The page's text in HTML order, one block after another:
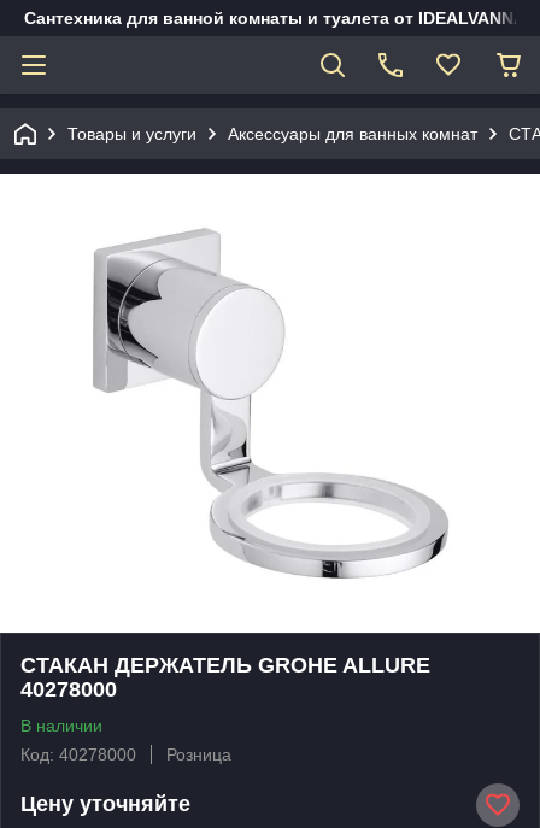
Сантехника для ванной комнаты и туалета от
Товары и услуги Аксессуары для ванных комнат
СТАКАН ДЕРЖАТЕЛЬ GROHE ALLURE
40278000
В наличии
Код: 40278000
Розница
Цену уточняйте